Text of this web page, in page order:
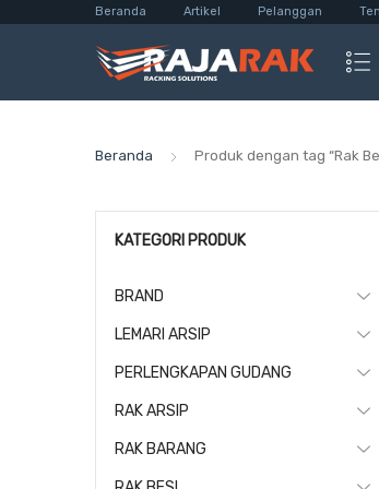
Beranda Artikel Pelanggan
Beranda Produk dengan tag “Rak
KATEGORI PRODUK
BRAND
LEMARI ARSIP
PERLENGKAPAN GUDANG
RAK ARSIP
RAK BARANG